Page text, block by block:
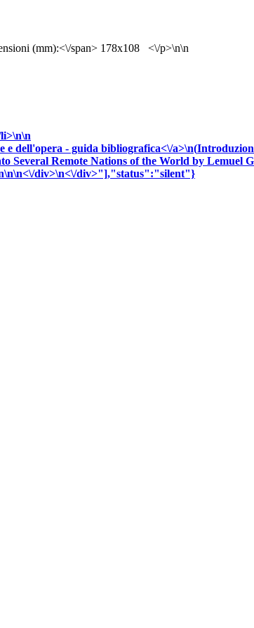
(mm):<\/span> 178x108 <\/p>\n\n
dell'opera - guida bibliografica<\/a>\n(
Several Remote Nations of the World by Lemuel
div>\n<\/div>"],"status":"silent"}